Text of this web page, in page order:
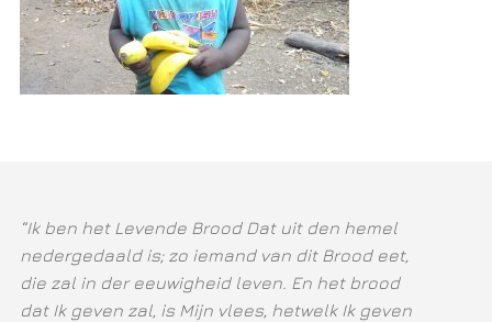
“Ik ben het Levende Brood Dat uit den hemel
nedergedaald is; zo iemand van dit Brood eet,
die zal in der eeuwigheid leven. En het brood
dat Ik geven zal, is Mijn vlees, hetwelk Ik geven